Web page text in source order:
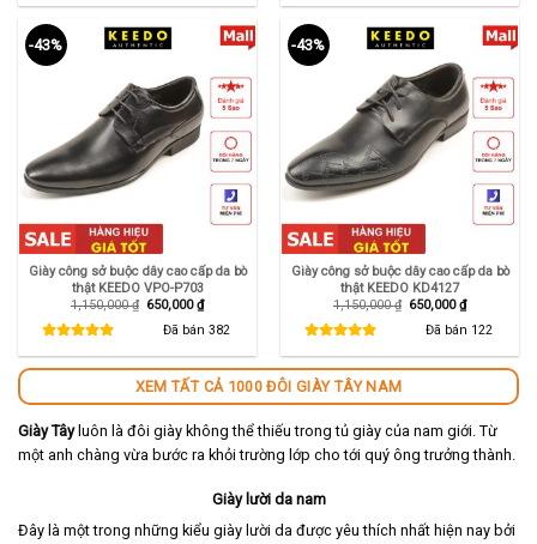
-43%
Giày công sở buộc dây cao cấp da bò
thật KEEDO VPO-P703
1,150,000₫ Giá
650,000₫Giá
hiện
tại
Đã bán 382
-43%
Giày công sở buộc dây cao cấp da bò
thật KEEDO KD4127
1,150,000₫ Giá
650,000₫Giá
hiện
tại
Đã bán 122
XEM TẤT CẢ 1000 ĐÔI GIÀY TÂY NAM
Giày Tâyluôn là đôi giày không thể thiếu trong tủ giày của nam giới. Từ
một anh chàng vừa bước ra khỏi trường lớp cho tới quý ông trưởng thành.
Giày lười da nam
Đây là một trong những kiểu giày lười da được yêu thích nhất hiện nay bởi